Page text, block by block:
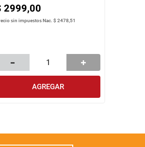
2999,00
sin impuestos Nac.$ 2478,51
AGREGAR